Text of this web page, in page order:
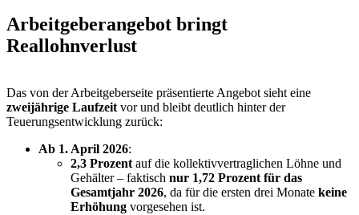
Arbeitgeberangebot bringt
Reallohnverlust
Das von der Arbeitgeberseite präsentierte Angebot sieht eine
zweijährige Laufzeit vor und bleibt deutlich hinter der
Teuerungsentwicklung zurück:
Ab 1. April 2026:
2,3 Prozent auf die kollektivvertraglichen Löhne und
Gehälter – faktisch nur 1,72 Prozent für das
Gesamtjahr 2026, da für die ersten drei Monate keine
Erhöhung vorgesehen ist.